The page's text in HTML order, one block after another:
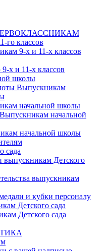
го классов
9-х и 11-х классов
х и 11-х классов
школы
Выпускникам
начальной школы
начальной
начальной школы
сада
выпускникам Детского
выпускникам
и кубки персоналу
Детского сада
Детского сада